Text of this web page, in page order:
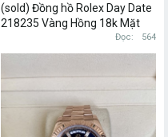
(sold) Đồng hồ Rolex Day Date
218235 Vàng Hồng 18k Mặt
Đọc 564